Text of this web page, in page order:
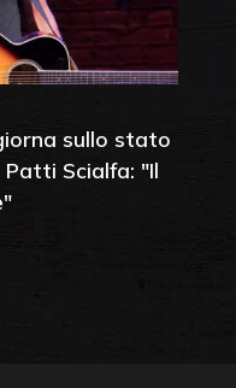
sullo stato
Scialfa: "Il